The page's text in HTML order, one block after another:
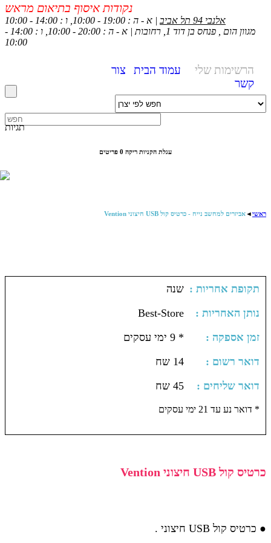
נקודות איסוף בתיאום מראש
אלנבי 94 תל אביב
| א - ה : 19:00 - 10:00, ו : 14:00 - 10:00
מגוון הום , פנחס בן דוד 1, רחובות | א - ה : 20:00 - 10:00, ו : 14:00 -
10:00
הרשימות שלי עמוד הבית
צור
קשר
תגיות
עגלת הקניות ריקה 0 פריטים
ראשי◄אביזרים למחשב נייח - כרטיס קול USB חיצוני Vention
: תקופת אחריות
שנה
: נותן האחריות
Best-Store
: זמן אספקה
* 9 ימי עסקים
: דואר רשום
14 שח
: דואר שליחים
45 שח
דואר נע עד 21 ימי עסקים *
כרטיס קול USB חיצוני Vention
● כרטיס קול USB חיצוני .